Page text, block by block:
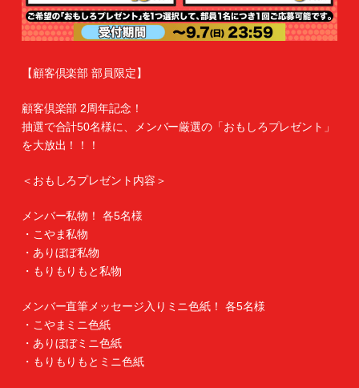
【顧客倶楽部 部員限定】
顧客倶楽部 2周年記念！
抽選で合計50名様に、メンバー厳選の「おもしろプレゼント」
を大放出！！！
＜おもしろプレゼント内容＞
メンバー私物！ 各5名様
・こやま私物
・ありぼぼ私物
・もりもりもと私物
メンバー直筆メッセージ入りミニ色紙！ 各5名様
・こやまミニ色紙
・ありぼぼミニ色紙
・もりもりもとミニ色紙